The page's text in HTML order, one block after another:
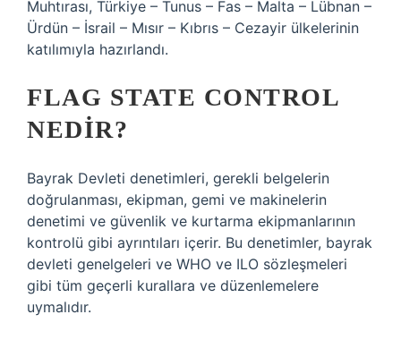
Muhtırası, Türkiye – Tunus – Fas – Malta – Lübnan –
Ürdün – İsrail – Mısır – Kıbrıs – Cezayir ülkelerinin
katılımıyla hazırlandı.
FLAG STATE CONTROL
NEDIR?
Bayrak Devleti denetimleri, gerekli belgelerin
doğrulanması, ekipman, gemi ve makinelerin
denetimi ve güvenlik ve kurtarma ekipmanlarının
kontrolü gibi ayrıntıları içerir. Bu denetimler, bayrak
devleti genelgeleri ve WHO ve ILO sözleşmeleri
gibi tüm geçerli kurallara ve düzenlemelere
uymalıdır.